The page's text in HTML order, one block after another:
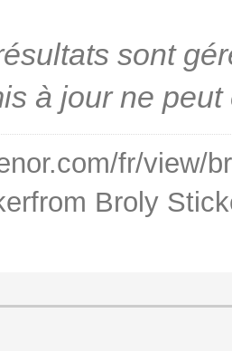
sont
à jour ne
fr/view/
Broly